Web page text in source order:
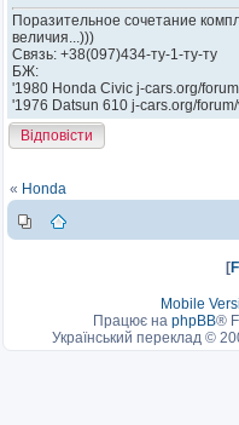
Поразительное сочетание
величия...)))
Связь: +38(097)434-ту-1-ту-ту
БЖ:
'1980 Honda Civic j-cars.org/
'1976 Datsun 610 j-cars.org/
Відповісти
« Honda
[
Mobile
Працює на phpBB®
Український переклад ©